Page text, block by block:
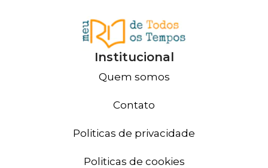
Institucional
Quem somos
Contato
Politicas de privacidade
Politicas de cookies